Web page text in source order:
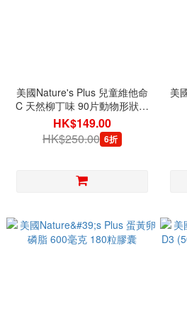
美國Nature's Plus 兒童維他命
C 天然柳丁味 90片動物形狀片
劑
HK$149.00
HK$250.00 6折
美